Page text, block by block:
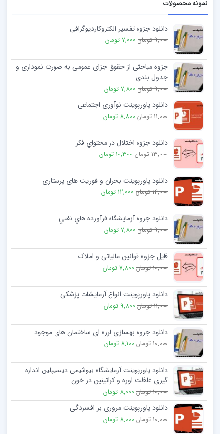
نمونه محصولات
دانلود جزوه تفسیر الکتروکاردیوگرافی
9,000 تومان 7,000 تومان
جزوه مباحثی از حقوق جزای عمومی به صورت نموداری و
جدول بندی
9,000 تومان 7,800 تومان
دانلود پاورپوینت نوآوری اجتماعی
11,000 تومان 8,800 تومان
دانلود جزوه اختلال در محتواي فكر
13,000 تومان 10,300 تومان
دانلود پاورپوینت بحران و فوریت های پرستاری
14,000 تومان 12,000 تومان
دانلود جزوه آزمايشگاه فرآورده هاي نفتي
9,000 تومان 7,800 تومان
فایل جزوه قوانین مالیاتی و املاک
10,000 تومان 7,800 تومان
دانلود پاورپوینت انواع آزمایشات پزشکی
11,000 تومان 9,800 تومان
دانلود جزوه بهسازی لرزه ای ساختمان های موجود
10,000 تومان 8,100 تومان
دانلود پاورپوینت آزمایشگاه بیوشیمی دیسیپلین اندازه
گیری غلظت اوره و کراتینین در خون
10,000 تومان 8,000 تومان
دانلود پاورپوینت مروری بر افسردگی
10,000 تومان 8,000 تومان